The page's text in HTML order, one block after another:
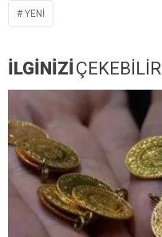
YENI
İLGİNİZİÇEKEBİLİR